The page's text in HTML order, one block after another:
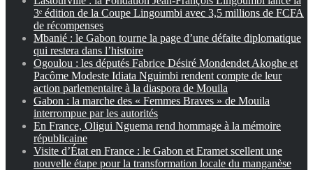
3ᵉ édition de la Coupe Lingoumbi avec 3,5 millions de FCFA
de récompenses
Mbanié : le Gabon tourne la page d’une défaite diplomatique
qui restera dans l’histoire
Ogoulou : les députés Fabrice Désiré Mondendet Akoghe et
Pacôme Modeste Idiata Nguimbi rendent compte de leur
action parlementaire à la diaspora de Mouila
Gabon : la marche des « Femmes Braves » de Mouila
interrompue par les autorités
En France, Oligui Nguema rend hommage à la mémoire
républicaine
Visite d’État en France : le Gabon et Eramet scellent une
nouvelle étape pour la transformation locale du manganèse